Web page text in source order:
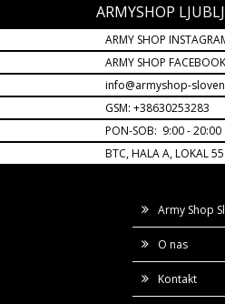
ARMYSHOP
ARMY SHOP
ARMY SHOP FACEBOOK
info@armyshop-
GSM: +38630253283
PON-SOB: 9:00 - 20:00
BTC, HALA A, LOKAL 55
Army Shop
O nas
Kontakt